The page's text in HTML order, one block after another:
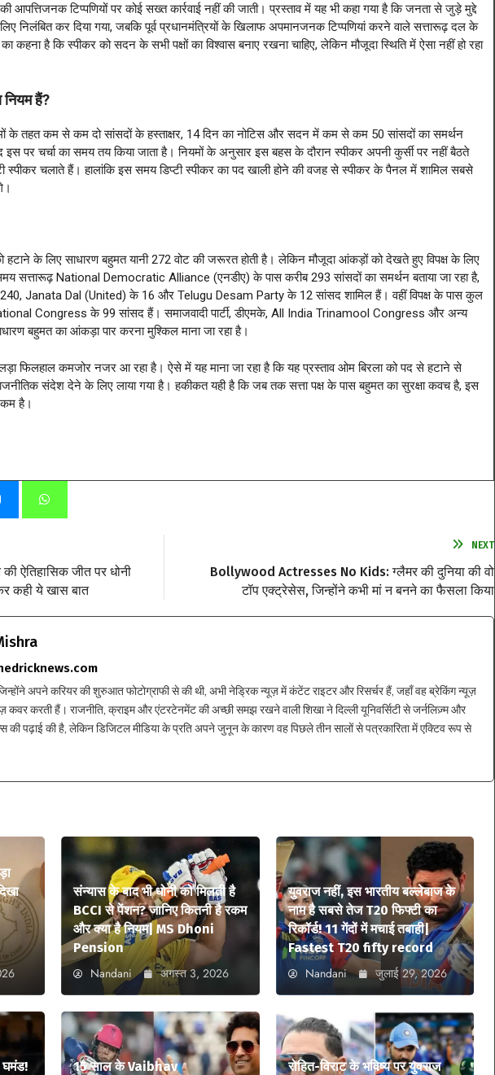
आपत्तिजनक टिप्पणियों पर कोई सख्त कार्रवाई नहीं की जाती। प्रस्ताव में यह भी कहा गया है कि जनता से जुड़े मुद्दे
निलंबित कर दिया गया, जबकि पूर्व प्रधानमंत्रियों के खिलाफ अपमानजनक टिप्पणियां करने वाले सत्तारूढ़ दल के
का कहना है कि स्पीकर को सदन के सभी पक्षों का विश्वास बनाए रखना चाहिए, लेकिन मौजूदा स्थिति में ऐसा नहीं हो रहा
नियम हैं?
के तहत कम से कम दो सांसदों के हस्ताक्षर, 14 दिन का नोटिस और सदन में कम से कम 50 सांसदों का समर्थन
इस पर चर्चा का समय तय किया जाता है। नियमों के अनुसार इस बहस के दौरान स्पीकर अपनी कुर्सी पर नहीं बैठते
स्पीकर चलाते हैं। हालांकि इस समय डिप्टी स्पीकर का पद खाली होने की वजह से स्पीकर के पैनल में शामिल सबसे
के लिए साधारण बहुमत यानी 272 वोट की जरूरत होती है। लेकिन मौजूदा आंकड़ों को देखते हुए विपक्ष के लिए
सत्तारूढ़ National Democratic Alliance (एनडीए) के पास करीब 293 सांसदों का समर्थन बताया जा रहा है,
Janata Dal (United) के 16 और Telugu Desam Party के 12 सांसद शामिल हैं। वहीं विपक्ष के पास कुल
Congress के 99 सांसद हैं। समाजवादी पार्टी, डीएमके, All India Trinamool Congress और अन्य
बहुमत का आंकड़ा पार करना मुश्किल माना जा रहा है।
फिलहाल कमजोर नजर आ रहा है। ऐसे में यह माना जा रहा है कि यह प्रस्ताव ओम बिरला को पद से हटाने से
संदेश देने के लिए लाया गया है। हकीकत यही है कि जब तक सत्ता पक्ष के पास बहुमत का सुरक्षा कवच है, इस
कम है।
ऐतिहासिक जीत पर धोनी
कही ये खास बात
NEXT
Bollywood Actresses No Kids: ग्लैमर की दुनिया की वो
टॉप एक्ट्रेसेस, जिन्होंने कभी मां न बनने का फैसला किया
अपने करियर की शुरुआत फोटोग्राफी से की थी, अभी नेड्रिक न्यूज़ में कंटेंट राइटर और रिसर्चर हैं, जहाँ वह ब्रेकिंग न्यूज़
कवर करती हैं। राजनीति, क्राइम और एंटरटेनमेंट की अच्छी समझ रखने वाली शिखा ने दिल्ली यूनिवर्सिटी से जर्नलिज़्म और
की पढ़ाई की है, लेकिन डिजिटल मीडिया के प्रति अपने जुनून के कारण वह पिछले तीन सालों से पत्रकारिता में एक्टिव रूप से
संन्यास के बाद भी धोनी को मिलती है
BCCI से पेंशन? जानिए कितनी है रकम
और क्या है नियम| MS Dhoni
Pension
Nandani अगस्त 3, 2026
युवराज नहीं, इस भारतीय बल्लेबाज के
नाम है सबसे तेज T20 फिफ्टी का
रिकॉर्ड! 11 गेंदों में मचाई तबाही|
Fastest T20 fifty record
Nandani जुलाई 29, 2026
घमंड!
15 साल के Vaibhav
रोहित-विराट के भविष्य पर युवराज